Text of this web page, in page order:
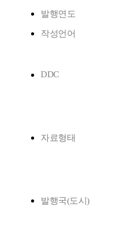
발행연도
작성언어
DDC
자료형태
발행국(도시)